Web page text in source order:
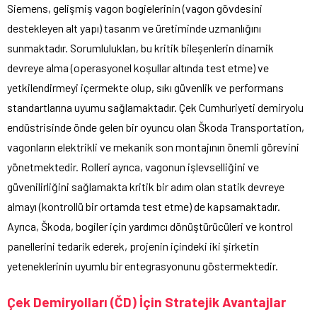
Siemens, gelişmiş vagon bogielerinin (vagon gövdesini
destekleyen alt yapı) tasarım ve üretiminde uzmanlığını
sunmaktadır. Sorumlulukları, bu kritik bileşenlerin dinamik
devreye alma (operasyonel koşullar altında test etme) ve
yetkilendirmeyi içermekte olup, sıkı güvenlik ve performans
standartlarına uyumu sağlamaktadır. Çek Cumhuriyeti demiryolu
endüstrisinde önde gelen bir oyuncu olan Škoda Transportation,
vagonların elektrikli ve mekanik son montajının önemli görevini
yönetmektedir. Rolleri ayrıca, vagonun işlevselliğini ve
güvenilirliğini sağlamakta kritik bir adım olan statik devreye
almayı (kontrollü bir ortamda test etme) de kapsamaktadır.
Ayrıca, Škoda, bogiler için yardımcı dönüştürücüleri ve kontrol
panellerini tedarik ederek, projenin içindeki iki şirketin
yeteneklerinin uyumlu bir entegrasyonunu göstermektedir.
Çek Demiryolları (ČD) İçin Stratejik Avantajlar